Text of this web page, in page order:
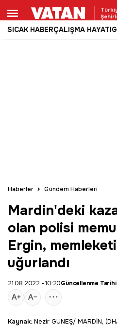
SICAK HABERÇALIŞMA HAYATI
Haberler Gündem Haberleri
Mardin'deki
olan polisi
Ergin,
uğurlandı
21.08.2022 - 10:20Güncellenme
Kaynak: Nezir GÜNEŞ/ MARDİN,